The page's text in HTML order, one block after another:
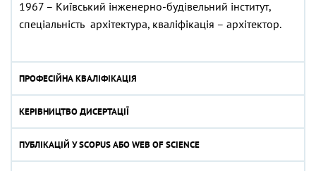
1967 – Київський інженерно-будівельний інститут,
спеціальність архітектура, кваліфікація – архітектор.
ПРОФЕСІЙНА КВАЛІФІКАЦІЯ
КЕРІВНИЦТВО ДИСЕРТАЦІЇ
ПУБЛІКАЦІЙ У SCOPUS АБО WEB OF SCIENCE